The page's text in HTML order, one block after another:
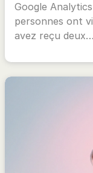
Google
personnes ont
avez reçu deux…